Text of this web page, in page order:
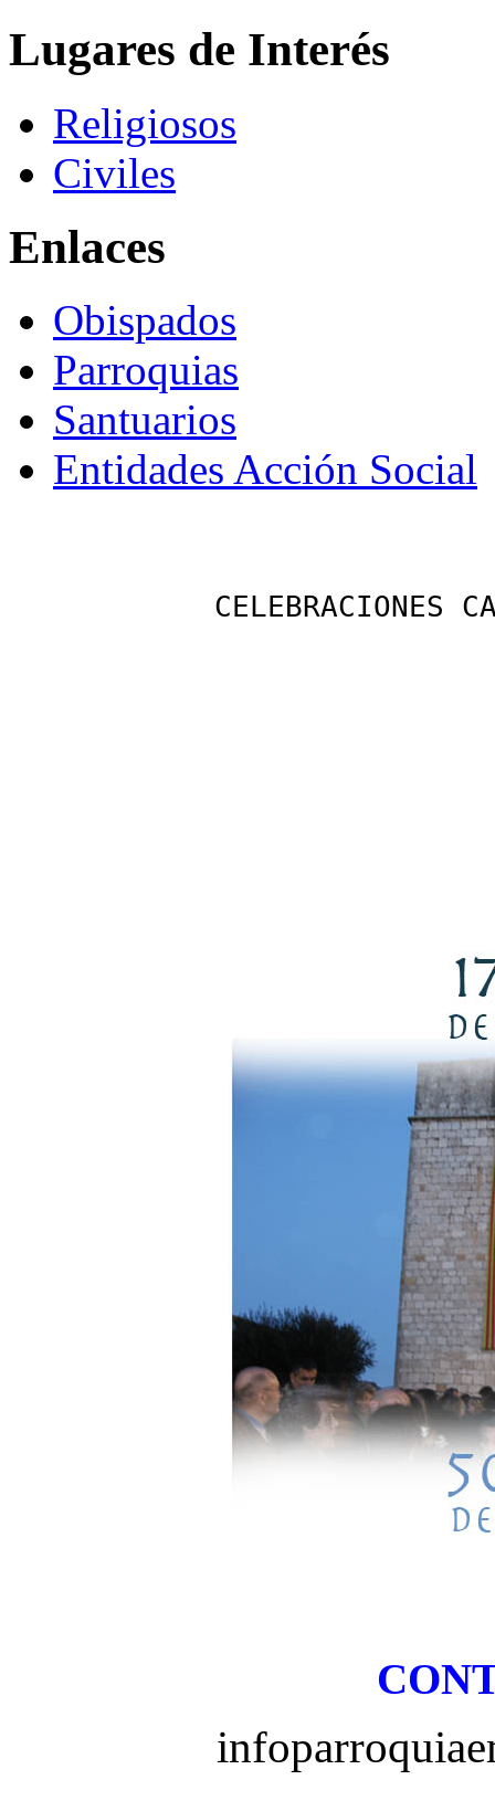
Lugares de Interés
Religiosos
Civiles
Enlaces
Obispados
Parroquias
Santuarios
Entidades Acción Social
CELEBRACIONES